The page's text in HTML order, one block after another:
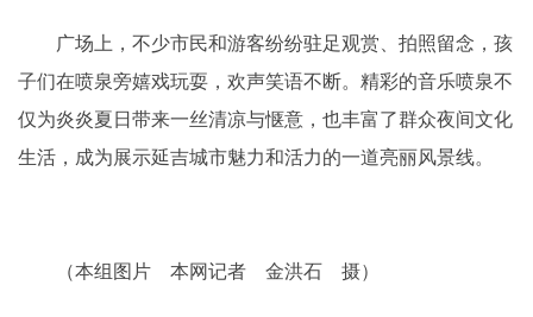
广场上，不少市民和游客纷纷驻足观赏、拍照留念，孩
子们在喷泉旁嬉戏玩耍，欢声笑语不断。精彩的音乐喷泉不
仅为炎炎夏日带来一丝清凉与惬意，也丰富了群众夜间文化
生活，成为展示延吉城市魅力和活力的一道亮丽风景线。
（本组图片 本网记者 金洪石 摄）